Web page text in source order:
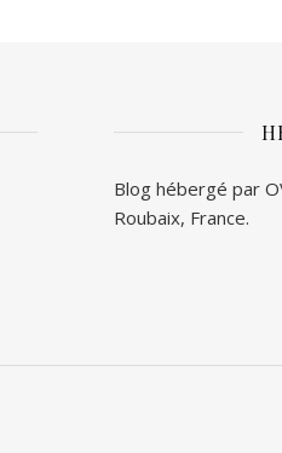
Blog hébergé par
Roubaix, France.